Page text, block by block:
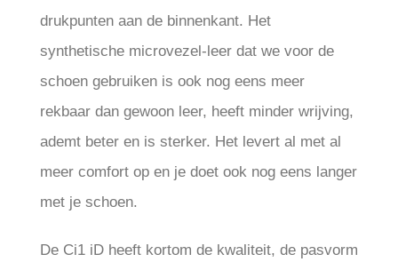
drukpunten aan de binnenkant. Het
synthetische microvezel-leer dat we voor de
schoen gebruiken is ook nog eens meer
rekbaar dan gewoon leer, heeft minder wrijving,
ademt beter en is sterker. Het levert al met al
meer comfort op en je doet ook nog eens langer
met je schoen.
De Ci1 iD heeft kortom de kwaliteit, de pasvorm